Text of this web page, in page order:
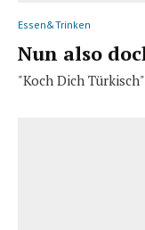
Essen&Trinken
Nun also
"Koch Dich